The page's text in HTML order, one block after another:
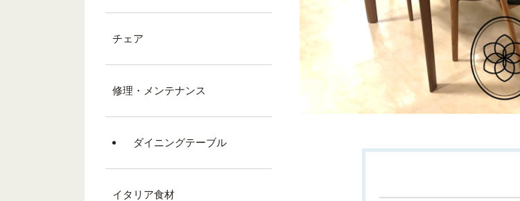
チェア
修理・メンテナンス
ダイニングテーブル
イタリア食材